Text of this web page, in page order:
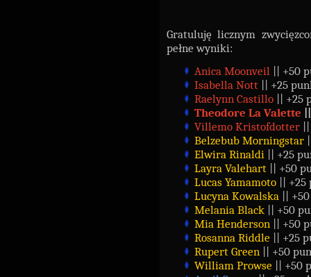
Gratuluję licznym
pełne wyniki:
Anica Moonveil
|| +50
Isabella Nott
|| +25
Raelynn Castillo
||
Theodore La Valette
Villemo Kristofdotter
Belzebub Morningstar
Elwira Rinaldi
|| +25
Layra Valehart
|| +50
Lucas Yamamoto
||
Lucyna Kowalska
||
Melania Black
|| +50
Mia Henderson
|| +50
Rosanna Riddle
|| +25
Rupert Green
|| +50
William Prowse
|| +50